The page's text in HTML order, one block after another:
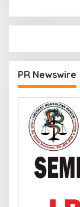
PR Newswire